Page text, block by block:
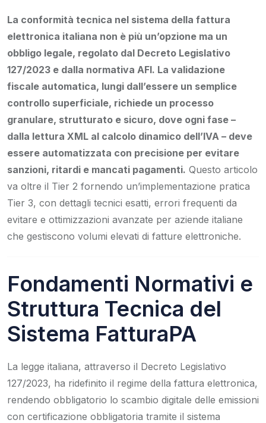
La conformità tecnica nel sistema della fattura
elettronica italiana non è più un’opzione ma un
obbligo legale, regolato dal Decreto Legislativo
127/2023 e dalla normativa AFI. La validazione
fiscale automatica, lungi dall’essere un semplice
controllo superficiale, richiede un processo
granulare, strutturato e sicuro, dove ogni fase –
dalla lettura XML al calcolo dinamico dell’IVA – deve
essere automatizzata con precisione per evitare
sanzioni, ritardi e mancati pagamenti. Questo articolo
va oltre il Tier 2 fornendo un’implementazione pratica
Tier 3, con dettagli tecnici esatti, errori frequenti da
evitare e ottimizzazioni avanzate per aziende italiane
che gestiscono volumi elevati di fatture elettroniche.
Fondamenti Normativi e
Struttura Tecnica del
Sistema FatturaPA
La legge italiana, attraverso il Decreto Legislativo
127/2023, ha ridefinito il regime della fattura elettronica,
rendendo obbligatorio lo scambio digitale delle emissioni
con certificazione obbligatoria tramite il sistema